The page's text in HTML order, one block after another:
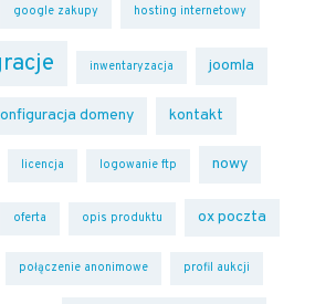
google zakupy hosting internetowy
inwentaryzacja joomla
domeny kontakt
licencja logowanie ftp nowy
oferta opis produktu ox poczta
połączenie anonimowe profil aukcji